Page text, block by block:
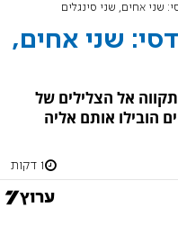
שני אחים, שני סינגלים
שני אחים,
אל הצלילים של
הובילו אותם אליה
1 דקות